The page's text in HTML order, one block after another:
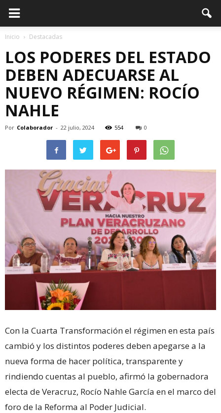
Inicio Destacadas
LOS PODERES DEL ESTADO
DEBEN ADECUARSE AL
NUEVO RÉGIMEN: ROCÍO
NAHLE
Por Colaborador - 22 julio, 2024 554 0
Con la Cuarta Transformación el régimen en esta país
cambió y los distintos poderes deben apegarse a la
nueva forma de hacer política, transparente y
rindiendo cuentas al pueblo, afirmó la gobernadora
electa de Veracruz, Rocío Nahle García en el marco del
foro de la Reforma al Poder Judicial.